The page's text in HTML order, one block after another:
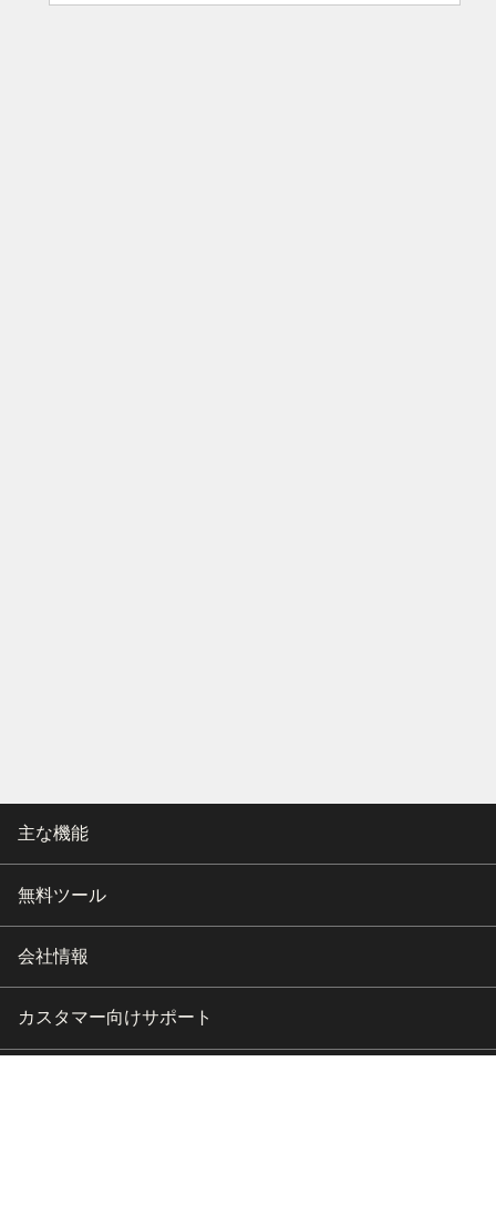
主な機能
無料ツール
会社情報
カスタマー向けサポート